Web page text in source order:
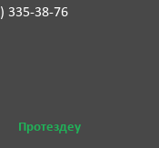
Протездеу
335-38-76